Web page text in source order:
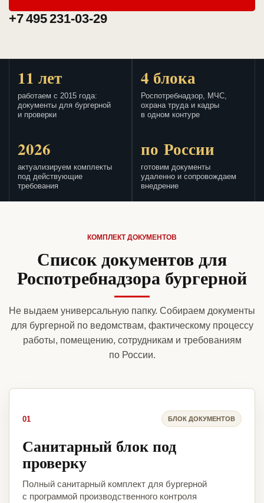
+7 495 231-03-29
11 лет
работаем с 2015 года:
документы для бургерной
и проверки
4 блока
Роспотребнадзор, МЧС,
охрана труда и кадры
в одном контуре
2026
актуализируем комплекты
под действующие
требования
по России
готовим документы
удаленно и сопровождаем
внедрение
КОМПЛЕКТ ДОКУМЕНТОВ
Список документов для
Роспотребнадзора бургерной
Не выдаем универсальную папку. Собираем документы
для бургерной по ведомствам, фактическому процессу
работы, помещению, сотрудникам и требованиям
по России.
01 БЛОК ДОКУМЕНТОВ
Санитарный блок под
проверку
Полный санитарный комплект для бургерной
с программой производственного контроля